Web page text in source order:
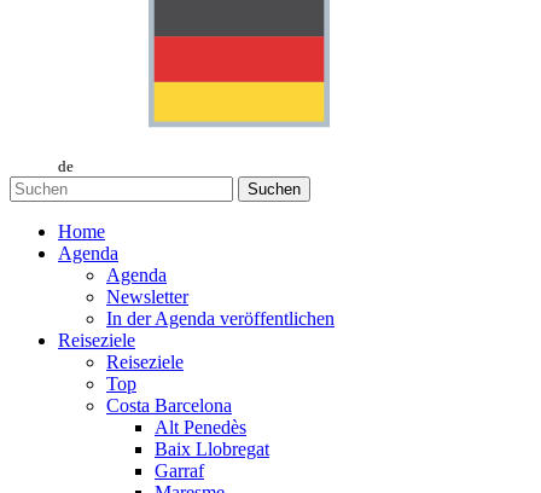
de
Suchen
Home
Agenda
Agenda
Newsletter
In der Agenda veröffentlichen
Reiseziele
Reiseziele
Top
Costa Barcelona
Alt Penedès
Baix Llobregat
Garraf